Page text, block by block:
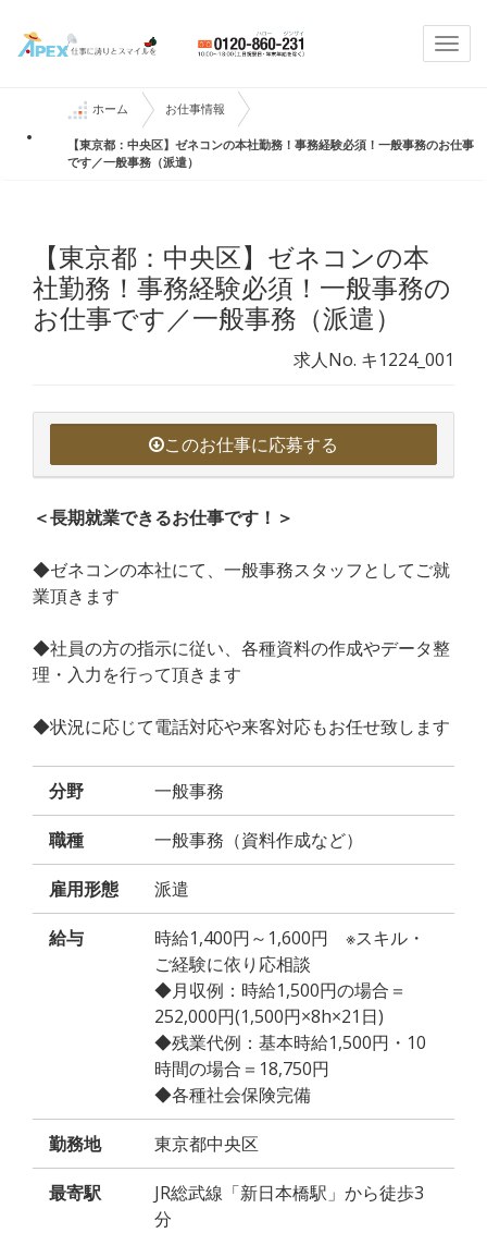
ホーム お仕事情報
【東京都：中央区】ゼネコンの本社勤務！事務経験必須！一般事務のお仕事
です／一般事務（派遣）
【東京都：中央区】ゼネコンの本
社勤務！事務経験必須！一般事務の
お仕事です／一般事務（派遣）
求人No. キ1224_001
このお仕事に応募する
＜長期就業できるお仕事です！＞
◆ゼネコンの本社にて、一般事務スタッフとしてご就
業頂きます
◆社員の方の指示に従い、各種資料の作成やデータ整
理・入力を行って頂きます
◆状況に応じて電話対応や来客対応もお任せ致します
分野 一般事務
職種 一般事務（資料作成など）
雇用形態 派遣
給与
時給1,400円～1,600円 ※スキル・
ご経験に依り応相談
◆月収例：時給1,500円の場合＝
252,000円(1,500円×8h×21日)
◆残業代例：基本時給1,500円・10
時間の場合＝18,750円
◆各種社会保険完備
勤務地 東京都中央区
最寄駅
JR総武線「新日本橋駅」から徒歩3
分